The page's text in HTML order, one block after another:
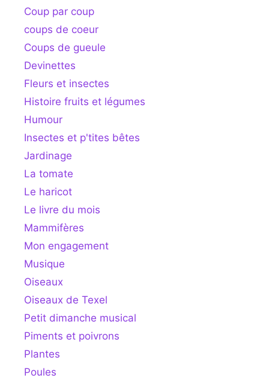
Coup par coup
coups de coeur
Coups de gueule
Devinettes
Fleurs et insectes
Histoire fruits et légumes
Humour
Insectes et p'tites bêtes
Jardinage
La tomate
Le haricot
Le livre du mois
Mammifères
Mon engagement
Musique
Oiseaux
Oiseaux de Texel
Petit dimanche musical
Piments et poivrons
Plantes
Poules